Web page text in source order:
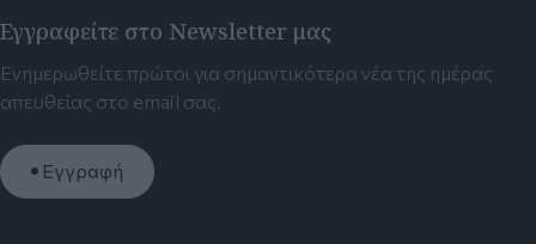
Εγγραφείτε στο Newsletter μας
Ενημερωθείτε πρώτοι για σημαντικότερα νέα της ημέρας
απευθείας στο email σας.
Εγγραφή